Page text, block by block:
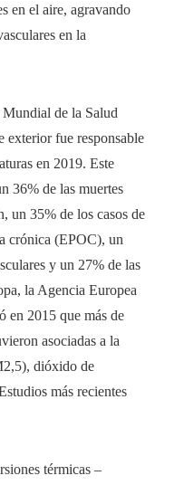
en el aire, agravando
en la
de la Salud
exterior fue responsable
en 2019. Este
36% de las muertes
un 35% de los casos de
crónica (EPOC), un
y un 27% de las
la Agencia Europea
en 2015 que más de
asociadas a la
dióxido de
más recientes
térmicas –